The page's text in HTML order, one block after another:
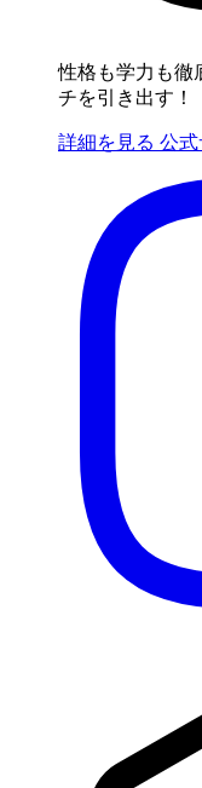
性格も学力も徹
チを引き出す！
詳細を見る 公